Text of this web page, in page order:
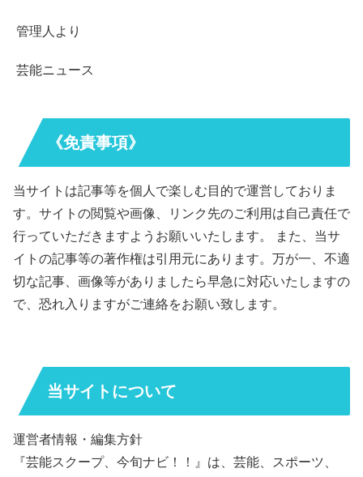
管理人より
芸能ニュース
《免責事項》
当サイトは記事等を個人で楽しむ目的で運営しておりま
す。サイトの閲覧や画像、リンク先のご利用は自己責任で
行っていただきますようお願いいたします。 また、当サ
イトの記事等の著作権は引用元にあります。万が一、不適
切な記事、画像等がありましたら早急に対応いたしますの
で、恐れ入りますがご連絡をお願い致します。
当サイトについて
運営者情報・編集方針
『芸能スクープ、今旬ナビ！！』は、芸能、スポーツ、